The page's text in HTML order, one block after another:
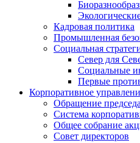
Кадровая политика
Промышленная
Социальная
Север для
Социальные
Первые
Корпоративное
Обращение
Система
Общее собрание
Совет директоров